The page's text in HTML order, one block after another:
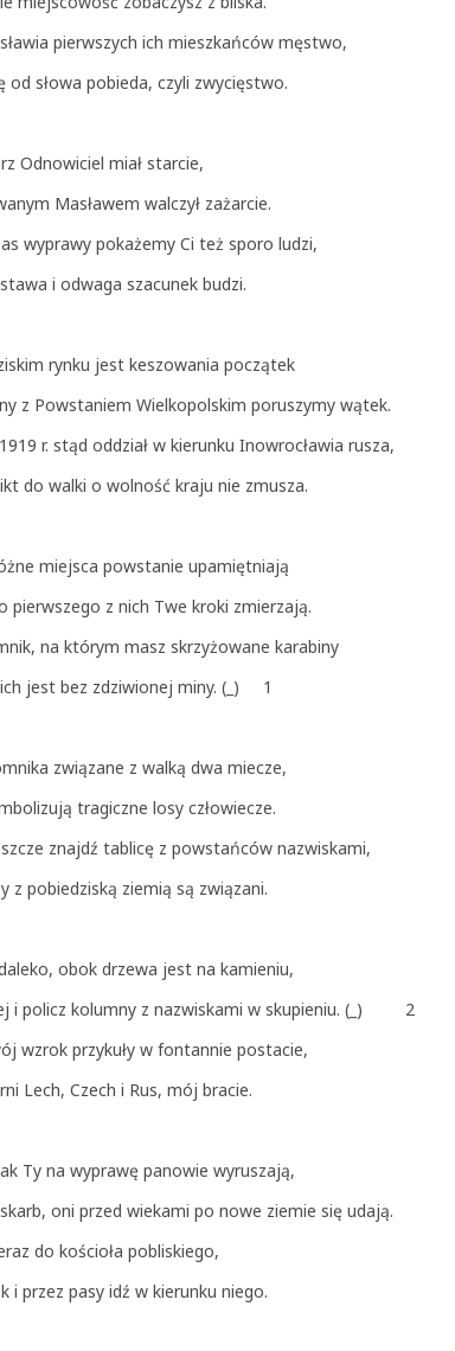
pierwszych ich mieszkańców męstwo,
od słowa pobieda, czyli zwycięstwo.
Odnowiciel miał starcie,
Masławem walczył zażarcie.
wyprawy pokażemy Ci też sporo ludzi,
i odwaga szacunek budzi.
rynku jest keszowania początek
z Powstaniem Wielkopolskim poruszymy wątek.
r. stąd oddział w kierunku Inowrocławia rusza,
do walki o wolność kraju nie zmusza.
miejsca powstanie upamiętniają
pierwszego z nich Twe kroki zmierzają.
na którym masz skrzyżowane karabiny
jest bez zdziwionej miny. (_) 1
związane z walką dwa miecze,
tragiczne losy człowiecze.
znajdź tablicę z powstańców nazwiskami,
z pobiedziską ziemią są związani.
obok drzewa jest na kamieniu,
i policz kolumny z nazwiskami w skupieniu. (_) 2
wzrok przykuły w fontannie postacie,
Lech, Czech i Rus, mój bracie.
Ty na wyprawę panowie wyruszają,
oni przed wiekami po nowe ziemie się udają.
do kościoła pobliskiego,
i przez pasy idź w kierunku niego.